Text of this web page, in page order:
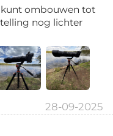
ombouwen tot
nog lichter
28-09-2025